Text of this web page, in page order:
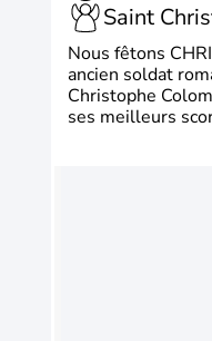
Saint
Nous fêtons
ancien soldat
Christophe
ses meilleurs